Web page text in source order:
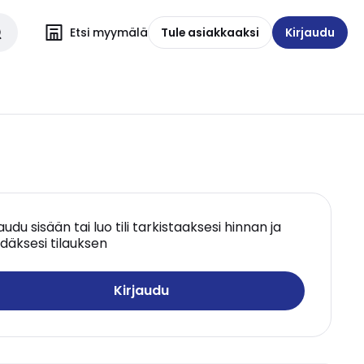
Etsi myymälä Tule asiakkaaksi Kirjaudu
sisään tai luo tili tarkistaaksesi hinnan ja
tilauksen
Kirjaudu